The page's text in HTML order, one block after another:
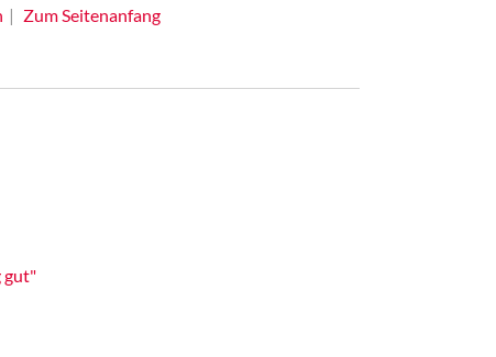
Zum Seitenanfang
gut"